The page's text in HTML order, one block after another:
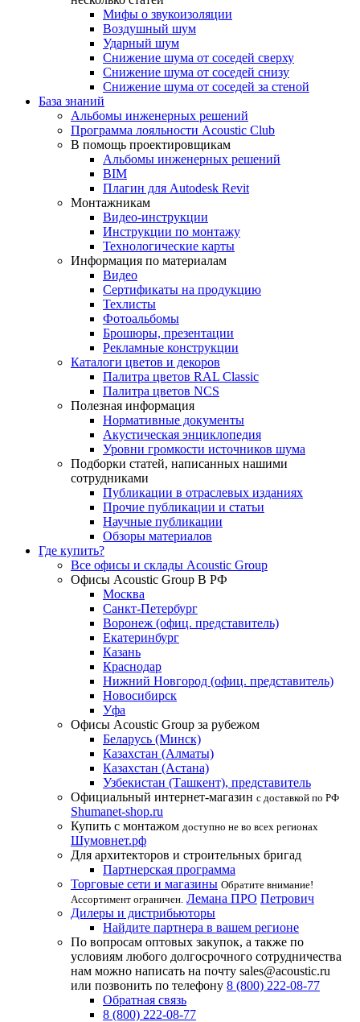
Мифы о звукоизоляции
Воздушный шум
Ударный шум
Снижение шума от соседей сверху
Снижение шума от соседей снизу
Снижение шума от соседей за стеной
База знаний
Альбомы инженерных решений
Программа лояльности Acoustic Club
В помощь проектировщикам
Альбомы инженерных решений
BIM
Плагин для Autodesk Revit
Монтажникам
Видео-инструкции
Инструкции по монтажу
Технологические карты
Информация по материалам
Видео
Сертификаты на продукцию
Техлисты
Фотоальбомы
Брошюры, презентации
Рекламные конструкции
Каталоги цветов и декоров
Палитра цветов RAL Сlassic
Палитра цветов NCS
Полезная информация
Нормативные документы
Акустическая энциклопедия
Уровни громкости источников шума
Подборки статей, написанных нашими
сотрудниками
Публикации в отраслевых изданиях
Прочие публикации и статьи
Научные публикации
Обзоры материалов
Где купить?
Все офисы и склады Acoustic Group
Офисы Acoustic Group В РФ
Москва
Санкт-Петербург
Воронеж (офиц. представитель)
Екатеринбург
Казань
Краснодар
Нижний Новгород (офиц. представитель)
Новосибирск
Уфа
Офисы Acoustic Group за рубежом
Беларусь (Минск)
Казахстан (Алматы)
Казахстан (Астана)
Узбекистан (Ташкент), представитель
Официальный интернет-магазин с доставкой по РФ
Shumanet-shop.ru
Купить с монтажом доступно не во всех регионах
Шумовнет.рф
Для архитекторов и строительных бригад
Партнерская программа
Торговые сети и магазины Обратите внимание!
Ассортимент ограничен. Лемана ПРО Петрович
Дилеры и дистрибьюторы
Найдите партнера в вашем регионе
По вопросам оптовых закупок, а также по
условиям любого долгосрочного сотрудничества
нам можно написать на почту sales@acoustic.ru
или позвонить по телефону 8 (800) 222-08-77
Обратная связь
8 (800) 222-08-77